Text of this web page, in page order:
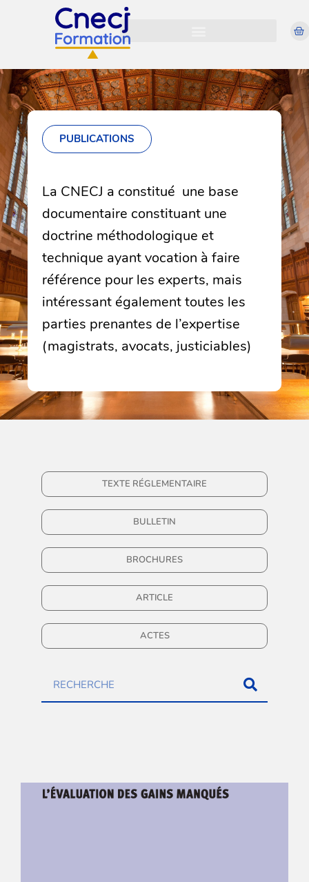
PUBLICATIONS
La CNECJ a constitué une base
documentaire constituant une
doctrine méthodologique et
technique ayant vocation à faire
référence pour les experts, mais
intéressant également toutes les
parties prenantes de l’expertise
(magistrats, avocats, justiciables)
TEXTE RÉGLEMENTAIRE
BULLETIN
BROCHURES
ARTICLE
ACTES